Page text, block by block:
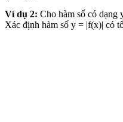
Ví dụ 2: Cho hàm số có dạng
Xác định hàm số y = |f(x)| có